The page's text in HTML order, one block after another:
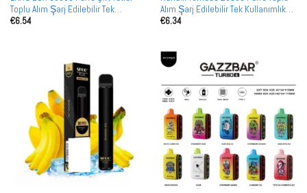
Toplu Alım Şarj Edilebilir Tek
Kullanımlık Vape Toptan Satış
€6.54
Alım Şarj Edilebilir Tek Kullanımlık
Vape Toptan Satış
€6.34